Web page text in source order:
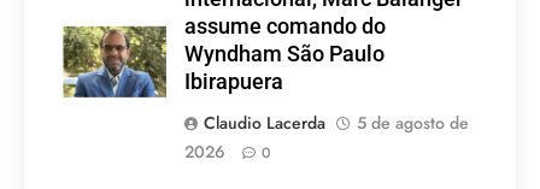
assume comando do
Wyndham São Paulo
Ibirapuera
Claudio Lacerda
5 de agosto de
2026
0